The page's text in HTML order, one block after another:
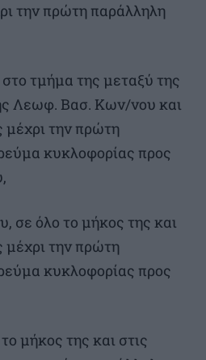
την πρώτη παράλληλη
τμήμα της μεταξύ της
Λεωφ. Βασ. Κων/νου και
μέχρι την πρώτη
κυκλοφορίας προς
όλο το μήκος της και
μέχρι την πρώτη
κυκλοφορίας προς
μήκος της και στις